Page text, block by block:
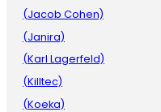
(Jacob Cohen)
(Janira)
(Karl Lagerfeld)
(Killtec)
(Koeka)